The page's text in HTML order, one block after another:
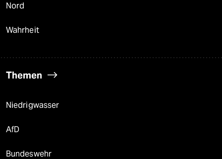
Nord
Wahrheit
Themen
Niedrigwasser
AfD
Bundeswehr